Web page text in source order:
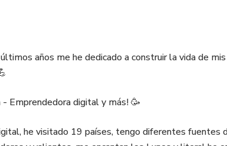
años me he dedicado a construir la vida de
- Emprendedora digital y más! 🥳
he visitado 19 países, tengo diferentes fuentes